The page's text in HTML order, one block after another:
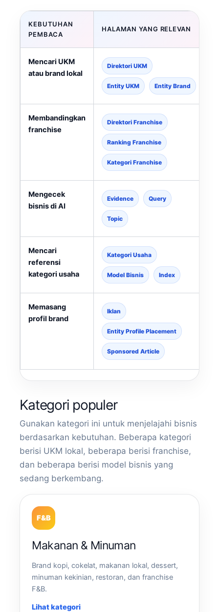
KEBUTUHAN
PEMBACA
HALAMAN YANG RELEVAN
Mencari UKM
atau brand lokal
Direktori UKM
Entity UKM Entity Brand
Membandingkan
franchise
Direktori Franchise
Ranking Franchise
Kategori Franchise
Mengecek
bisnis di AI
Evidence Query
Topic
Mencari
referensi
kategori usaha
Kategori Usaha
Model Bisnis Index
Memasang
profil brand
Iklan
Entity Profile Placement
Sponsored Article
Kategori populer
Gunakan kategori ini untuk menjelajahi bisnis
berdasarkan kebutuhan. Beberapa kategori
berisi UKM lokal, beberapa berisi franchise,
dan beberapa berisi model bisnis yang
sedang berkembang.
F&B
Makanan & Minuman
Brand kopi, cokelat, makanan lokal, dessert,
minuman kekinian, restoran, dan franchise
F&B.
Lihat kategori